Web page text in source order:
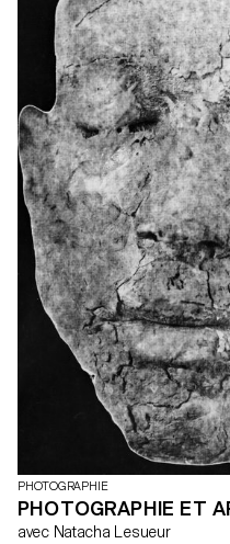
PHOTOGRAPHIE
PHOTOGRAPHIE ET
avec Natacha Lesueur